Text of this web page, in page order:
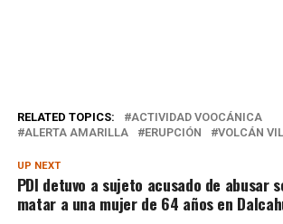
RELATED TOPICS:
ACTIVIDAD VOOCÁNICA
ALERTA AMARILLA
ERUPCIÓN VOLCÁN
UP NEXT
PDI detuvo a sujeto acusado de abusar
matar a una mujer de 64 años en